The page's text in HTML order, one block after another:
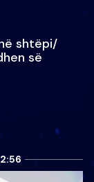
shtëpi/
së